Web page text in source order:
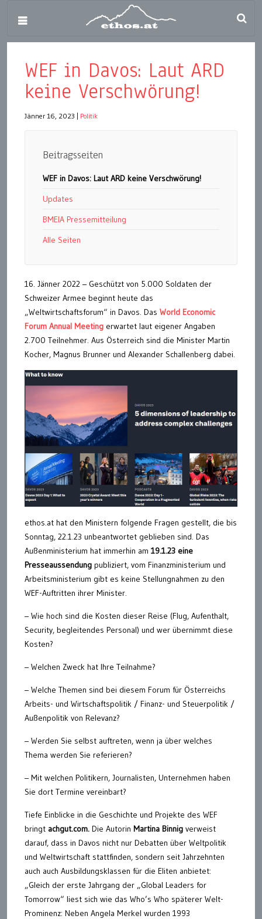
WEF in Davos: Laut ARD
keine Verschwörung!
Jänner 16, 2023 Politik
Beitragsseiten
WEF in Davos: Laut ARD keine Verschwörung!
Updates
BMEIA Pressemitteilung
Alle Seiten
16. Jänner 2022 – Geschützt von 5.000 Soldaten der
Schweizer Armee beginnt heute das
„Weltwirtschaftsforum“ in Davos. Das World Economic
Forum Annual Meeting erwartet laut eigener Angaben
2.700 Teilnehmer. Aus Österreich sind die Minister Martin
Kocher, Magnus Brunner und Alexander Schallenberg dabei.
ethos.at hat den Ministern folgende Fragen gestellt, die bis
Sonntag, 22.1.23 unbeantwortet geblieben sind. Das
Außenministerium hat immerhin am 19.1.23 eine
Presseaussendung publiziert, vom Finanzministerium und
Arbeitsministerium gibt es keine Stellungnahmen zu den
WEF-Auftritten ihrer Minister.
– Wie hoch sind die Kosten dieser Reise (Flug, Aufenthalt,
Security, begleitendes Personal) und wer übernimmt diese
Kosten?
– Welchen Zweck hat Ihre Teilnahme?
– Welche Themen sind bei diesem Forum für Österreichs
Arbeits- und Wirtschaftspolitik / Finanz- und Steuerpolitik /
Außenpolitik von Relevanz?
– Werden Sie selbst auftreten, wenn ja über welches
Thema werden Sie referieren?
– Mit welchen Politikern, Journalisten, Unternehmen haben
Sie dort Termine vereinbart?
Tiefe Einblicke in die Geschichte und Projekte des WEF
bringt achgut.com. Die Autorin Martina Binnig verweist
darauf, dass in Davos nicht nur Debatten über Weltpolitik
und Weltwirtschaft stattfinden, sondern seit Jahrzehnten
auch auch Ausbildungsklassen für die Eliten anbietet:
„Gleich der erste Jahrgang der „Global Leaders for
Tomorrow“ liest sich wie das Who’s Who späterer Welt-
Prominenz: Neben Angela Merkel wurden 1993